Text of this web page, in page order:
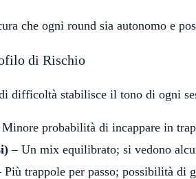
che ogni round sia autonomo e
di Rischio
difficoltà stabilisce il tono di ogni
probabilità di incappare in
– Un mix equilibrato; si vedono
Più trappole per passo; possibilità di